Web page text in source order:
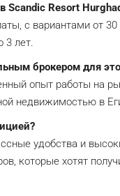
Scandic Resort
с вариантами от
3 лет.
брокером для
опыт работы на
недвижимостью в
удобства и
которые хотят